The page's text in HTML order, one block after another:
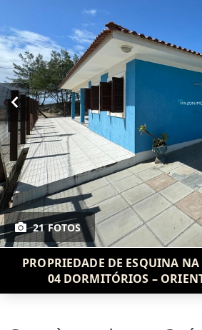
21 FOTOS
PROPRIEDADE DE ESQUINA
04 DORMITÓRIOS –